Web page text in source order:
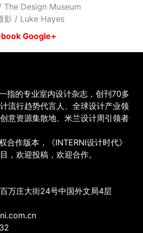
The Design Museum
影 / Luke Hayes
Google+
指的专业室内设计杂志，创刊70多
流行趋势代言人、全球设计产业领
意资源集散地、米兰设计周引领者
合作版本，《INTERNI设计时代》
，欢迎投稿，欢迎合作。
万庄大街24号中国外文局4层